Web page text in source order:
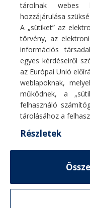
Fő profilunk hűtő/fűtő
értékesítése, szakszerű
E-mail:
Telefon: +36 (30) 978-
Telefon: +36 (30) 542-
tárolnak webes
hozzájárulása
A „sütiket” az
törvény, az
információs
egyes kérdéseiről
az Európai Unió
weblapoknak,
működnek, a
felhasználó
tárolásához a
Részletek